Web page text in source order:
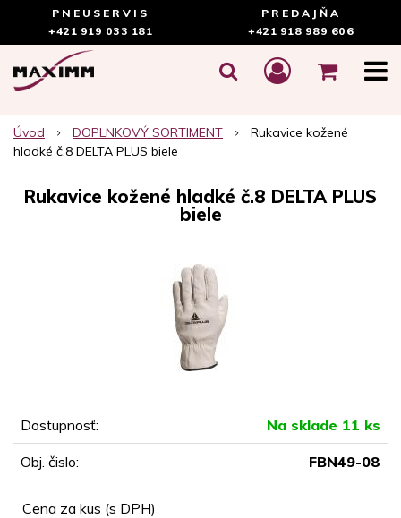
PNEUSERVIS
+421 919 033 181
PREDAJŇA
+421 918 989 606
Úvod DOPLNKOVÝ SORTIMENT
Rukavice kožené
hladké č.8 DELTA PLUS biele
Rukavice kožené hladké č.8 DELTA PLUS
biele
Dostupnosť: Na sklade 11 ks
Obj. čislo: FBN49-08
Cena za kus (s DPH)